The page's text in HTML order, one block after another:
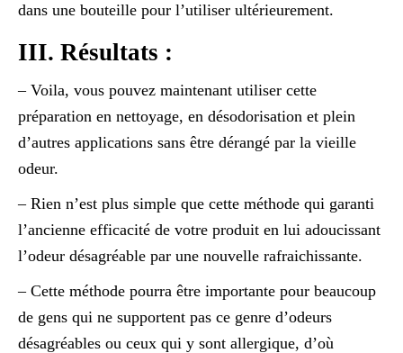
dans une bouteille pour l’utiliser ultérieurement.
III. Résultats :
– Voila, vous pouvez maintenant utiliser cette
préparation en nettoyage, en désodorisation et plein
d’autres applications sans être dérangé par la vieille
odeur.
– Rien n’est plus simple que cette méthode qui garanti
l’ancienne efficacité de votre produit en lui adoucissant
l’odeur désagréable par une nouvelle rafraichissante.
– Cette méthode pourra être importante pour beaucoup
de gens qui ne supportent pas ce genre d’odeurs
désagréables ou ceux qui y sont allergique, d’où